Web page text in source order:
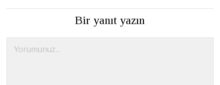
Bir yanıt yazın